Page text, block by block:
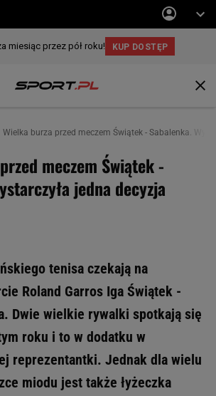
Wielka burza przed meczem Świątek - Sabalenka.
meczem Świątek -
jedna decyzja
tenisa czekają na
Roland Garros Iga Świątek -
Dwie wielkie rywalki spotkają się
roku i to w dodatku w
reprezentantki. Jednak dla wielu
miodu jest także łyżeczka